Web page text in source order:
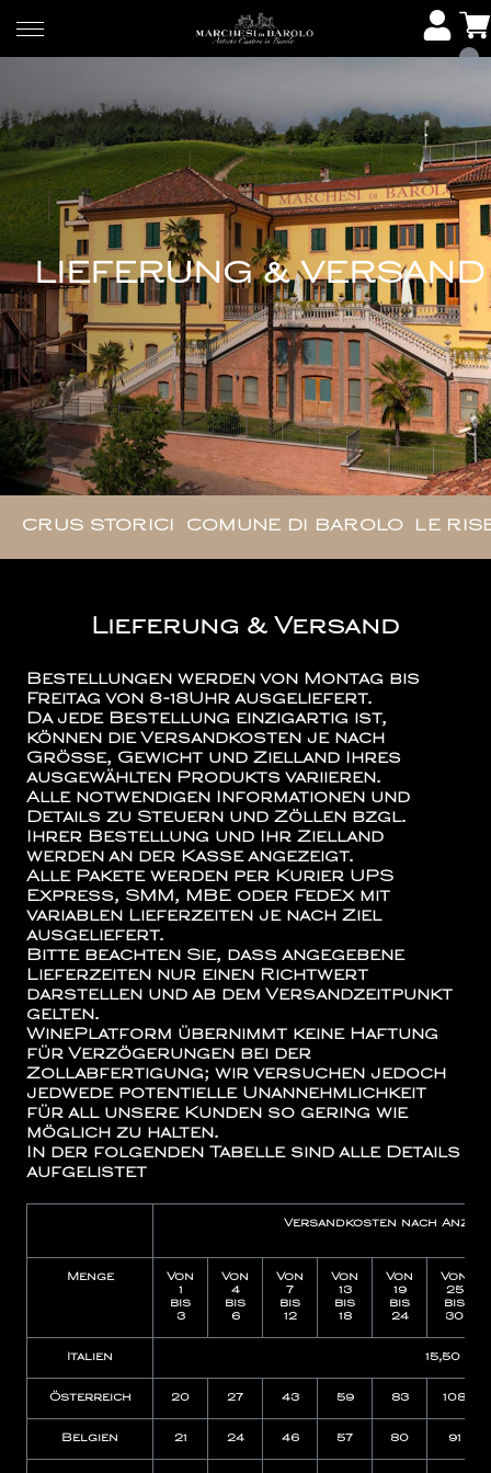
LIEFERUNG & VERSAND
CRUS STORICI COMUNE DI BAROLO LE
Lieferung & Versand
Bestellungen werden von Montag bis
Freitag von 8-18Uhr ausgeliefert.
Da jede Bestellung einzigartig ist,
können die Versandkosten je nach
Größe, Gewicht und Zielland Ihres
ausgewählten Produkts variieren.
Alle notwendigen Informationen und
Details zu Steuern und Zöllen bzgl.
Ihrer Bestellung und Ihr Zielland
werden an der Kasse angezeigt.
Alle Pakete werden per Kurier UPS
Express, SMM, MBE oder FedEx mit
variablen Lieferzeiten je nach Ziel
ausgeliefert.
Bitte beachten Sie, dass angegebene
Lieferzeiten nur einen Richtwert
darstellen und ab dem Versandzeitpunkt
gelten.
WinePlatform übernimmt keine Haftung
für Verzögerungen bei der
Zollabfertigung; wir versuchen jedoch
jedwede potentielle Unannehmlichkeit
für all unsere Kunden so gering wie
möglich zu halten.
In der folgenden Tabelle sind alle Details
aufgelistet
Versandkosten nach
Menge
Von
1
bis
3
Von
4
bis
6
Von
7
bis
12
Von
13
bis
18
Von
19
bis
24
Von
25
bis
30
Italien 15,50
Österreich 20 27 43 59 83 108
Belgien 21 24 46 57 80 91